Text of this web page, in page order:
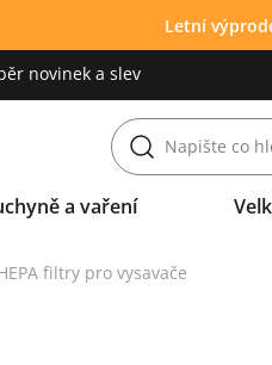
Letní
novinek a slev
a vaření
filtry pro vysavače